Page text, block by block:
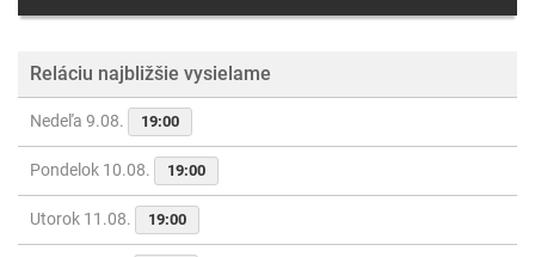
Reláciu najbližšie vysielame
Nedeľa 9.08. 19:00
Pondelok 10.08. 19:00
Utorok 11.08. 19:00